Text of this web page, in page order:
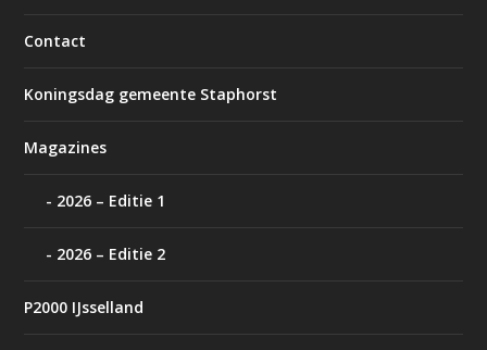
Contact
Koningsdag gemeente Staphorst
Magazines
2026 – Editie 1
2026 – Editie 2
P2000 IJsselland